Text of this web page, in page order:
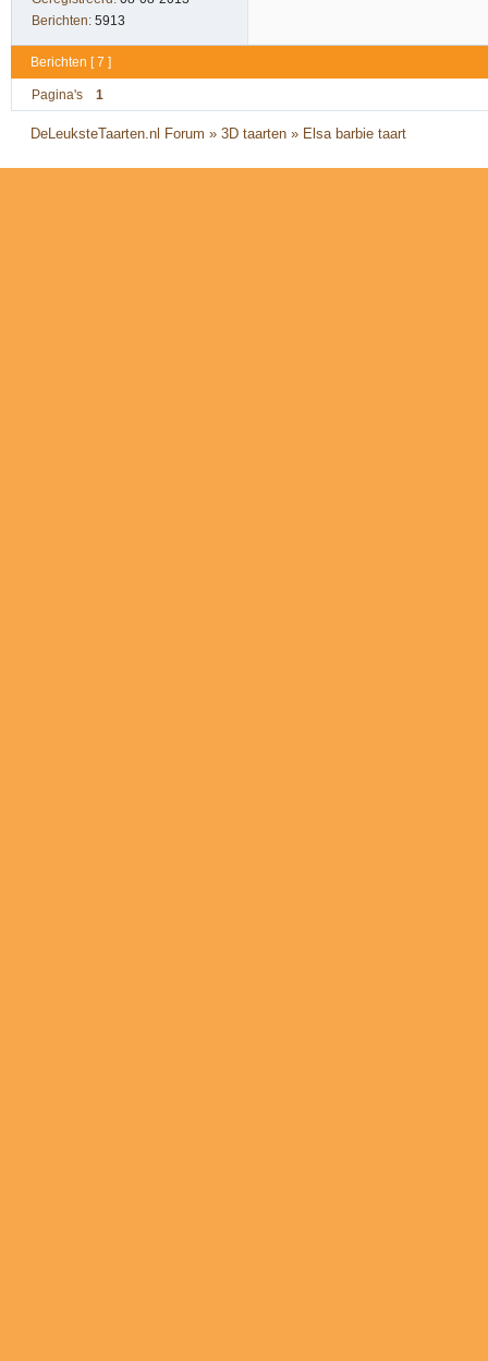
Berichten: 5913
Berichten [ 7 ]
Pagina's 1
DeLeuksteTaarten.nl Forum »3D taarten » Elsa barbie taart